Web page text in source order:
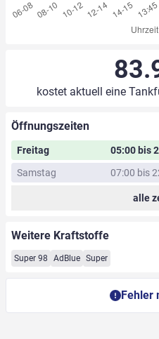
kostet aktuell eine
Öffnungszeiten
Freitag
05:00 bis
Samstag
07:00 bis
alle
Weitere Kraftstoffe
Super 98 AdBlue Super
Fehler